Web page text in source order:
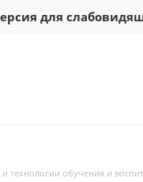
для
технологии обучения и